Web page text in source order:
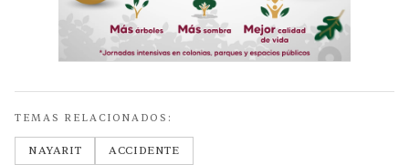
TEMAS RELACIONADOS:
NAYARIT ACCIDENTE